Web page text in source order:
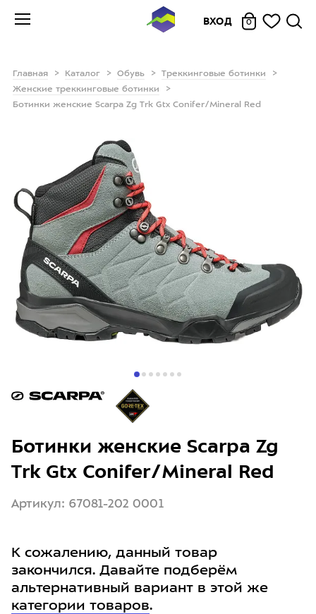
ВХОД 0
Главная Каталог Обувь
Треккинговые ботинки
Женские треккинговые ботинки
Ботинки женские Scarpa Zg Trk Gtx Conifer/Mineral Red
Ботинки женские Scarpa Zg
Trk Gtx Conifer/Mineral Red
Артикул: 67081-202 0001
К сожалению, данный товар
закончился. Давайте подберём
альтернативный вариант в этой же
категории товаров.